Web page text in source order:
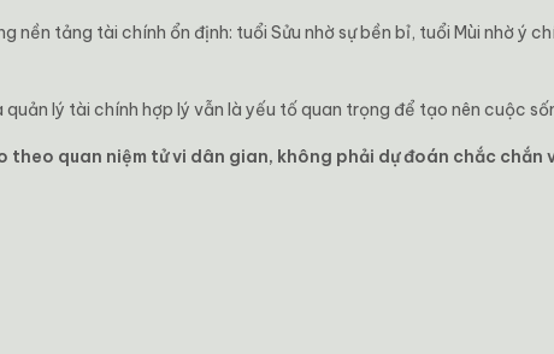
tảng tài chính ổn định: tuổi Sửu nhờ sự bền bỉ, tuổi Mùi nhờ ý
lý tài chính hợp lý vẫn là yếu tố quan trọng để tạo nên cuộc
quan niệm tử vi dân gian, không phải dự đoán chắc chắn